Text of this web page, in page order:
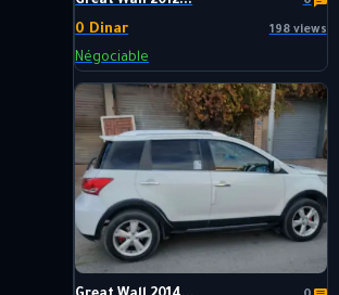
0 Dinar 198 views
Négociable